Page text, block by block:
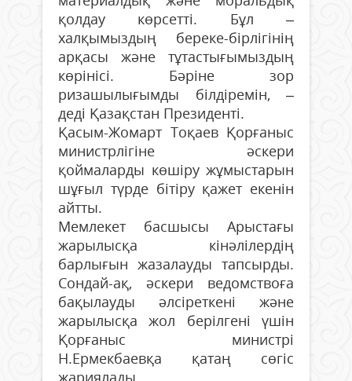
қолдау көрсетті. Бұл –
халқымыздың береке-бірлігінің
арқасы және тұтастығымыздың
көрінісі. Бәріне зор
ризашылығымды білдіремін, –
деді Қазақстан Президенті.
Қасым-Жомарт Тоқаев Қорғаныс
министрлігіне әскери
қоймаларды көшіру жұмыстарын
шұғыл түрде бітіру қажет екенін
айтты.
Мемлекет басшысы Арыстағы
жарылысқа кінәлілердің
барлығын жазалауды тапсырды.
Сондай-ақ, әскери ведомствоға
бақылауды әлсіреткені және
жарылысқа жол берілгені үшін
Қорғаныс министрі
Н.Ермекбаевқа қатаң сөгіс
жариялады.